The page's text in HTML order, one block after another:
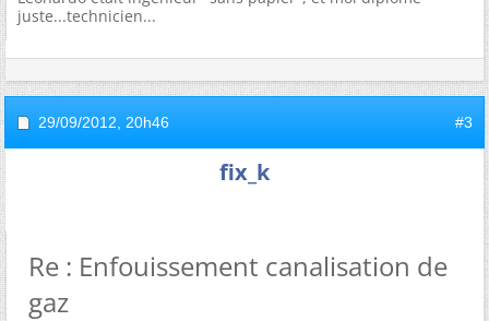
juste...technicien...
29/09/2012, 20h46 #3
fix_k
Re : Enfouissement canalisation de
gaz